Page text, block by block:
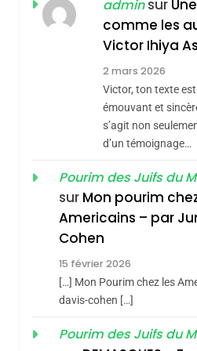
Maroc :
De
De
Du
DAFINA MAROC
Oeil
Stauber
CINEMA ISRAÉL
«Tu Dis
Boy
3
SOUVENIRS
adminsur
comme les
Victor Ihiya
2 mars 2026
Victor, ton texte
émouvant et
s’agit non
d’un témoignage…
Pourim des Juifs du
sur Mon pourim
Americains – par
Cohen
15 février 2026
[…] Mon Pourim chez les
davis-cohen […]
Pourim des Juifs du